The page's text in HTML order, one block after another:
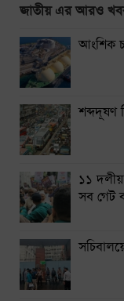
ঢাকা-ময়মনসিংহ
থাইল্যান্ডে স্কুলে
নারায়ণগঞ্জে গ্যাস
সিলেটে দুই বাসের
জাতীয় এর আরও
আংশিক
শব্দদূষণ
১১ দলীয়
সব গেট